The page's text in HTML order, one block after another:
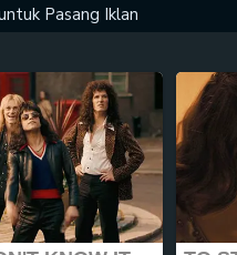
Pasang Iklan